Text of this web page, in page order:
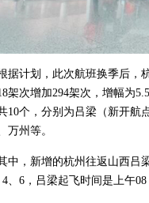
据计划，此次航班换季后，
架次增加294架次，增幅为
10个，分别为吕梁（新开航
万州等。
中，新增的杭州往返山西吕
4、6，吕梁起飞时间是上午